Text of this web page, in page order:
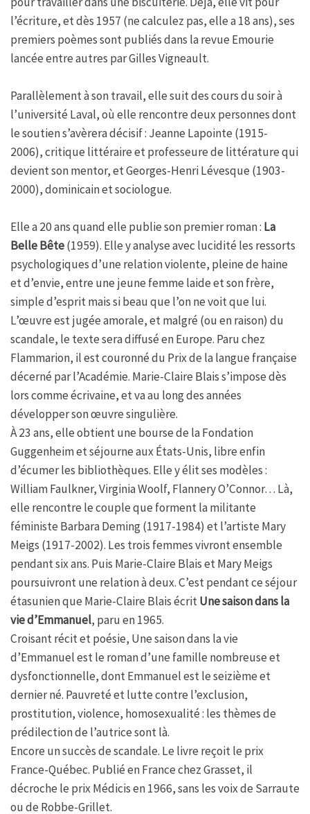
l’écriture, et dès 1957 (ne calculez pas, elle a 18 ans), ses
premiers poèmes sont publiés dans la revue Emourie
lancée entre autres par Gilles Vigneault.
Parallèlement à son travail, elle suit des cours du soir à
l’université Laval, où elle rencontre deux personnes dont
le soutien s’avèrera décisif : Jeanne Lapointe (1915-
2006), critique littéraire et professeure de littérature qui
devient son mentor, et Georges-Henri Lévesque (1903-
2000), dominicain et sociologue.
Elle a 20 ans quand elle publie son premier roman : La
Belle Bête(1959). Elle y analyse avec lucidité les ressorts
psychologiques d’une relation violente, pleine de haine
et d’envie, entre une jeune femme laide et son frère,
simple d’esprit mais si beau que l’on ne voit que lui.
L’œuvre est jugée amorale, et malgré (ou en raison) du
scandale, le texte sera diffusé en Europe. Paru chez
Flammarion, il est couronné du Prix de la langue française
décerné par l’Académie. Marie-Claire Blais s’impose dès
lors comme écrivaine, et va au long des années
développer son œuvre singulière.
À 23 ans, elle obtient une bourse de la Fondation
Guggenheim et séjourne aux États-Unis, libre enfin
d’écumer les bibliothèques. Elle y élit ses modèles :
William Faulkner, Virginia Woolf, Flannery O’Connor… Là,
elle rencontre le couple que forment la militante
féministe Barbara Deming (1917-1984) et l’artiste Mary
Meigs (1917-2002). Les trois femmes vivront ensemble
pendant six ans. Puis Marie-Claire Blais et Mary Meigs
poursuivront une relation à deux. C’est pendant ce séjour
étasunien que Marie-Claire Blais écritUne saison dans la
vie d’Emmanuel, paru en 1965.
Croisant récit et poésie, Une saison dans la vie
d’Emmanuel est le roman d’une famille nombreuse et
dysfonctionnelle, dont Emmanuel est le seizième et
dernier né. Pauvreté et lutte contre l’exclusion,
prostitution, violence, homosexualité : les thèmes de
prédilection de l’autrice sont là.
Encore un succès de scandale. Le livre reçoit le prix
France-Québec. Publié en France chez Grasset, il
décroche le prix Médicis en 1966, sans les voix de Sarraute
ou de Robbe-Grillet.